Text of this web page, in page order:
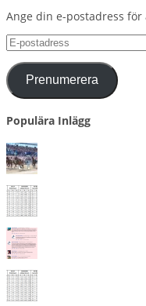
Ange din e-postadress
E-
postadress
Prenumerera
Populära Inlägg